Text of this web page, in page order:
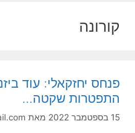
קורונה
פנחס יחזקאלי: עוד
התפטרות שקטה…
15 בספטמבר 2022 מאת